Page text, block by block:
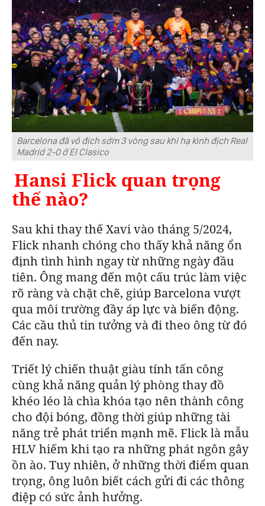
Barcelona đã vô địch sớm 3 vòng sau khi hạ kình địch Real
Madrid 2-0 ở El Clasico
Hansi Flick quan trọng
thế nào?
Sau khi thay thế Xavi vào tháng 5/2024,
Flick nhanh chóng cho thấy khả năng ổn
định tình hình ngay từ những ngày đầu
tiên. Ông mang đến một cấu trúc làm việc
rõ ràng và chặt chẽ, giúpBarcelonavượt
qua môi trường đầy áp lực và biến động.
Các cầu thủ tin tưởng và đi theo ông từ đó
đến nay.
Triết lý chiến thuật giàu tính tấn công
cùng khả năng quản lý phòng thay đồ
khéo léo là chìa khóa tạo nên thành công
cho đội bóng, đồng thời giúp những tài
năng trẻ phát triển mạnh mẽ. Flick là mẫu
HLV hiếm khi tạo ra những phát ngôn gây
ồn ào. Tuy nhiên, ở những thời điểm quan
trọng, ông luôn biết cách gửi đi các thông
điệp có sức ảnh hưởng.